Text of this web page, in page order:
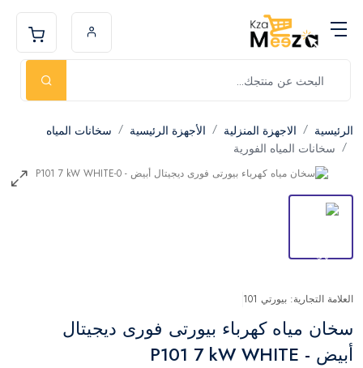
الرئيسية الاجهزة المنزلية الأجهزة الرئيسية
سخانات المياه
سخانات المياه الفورية
العلامة التجارية: بيورتي 101
سخان مياه كهرباء بيورتى فورى ديجيتال
أبيض - P101 7 kW WHITE